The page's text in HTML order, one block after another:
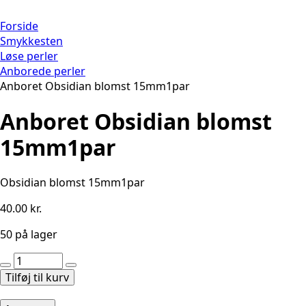
Forside
Smykkesten
Løse perler
Anborede perler
Anboret Obsidian blomst 15mm1par
Anboret Obsidian blomst
15mm1par
Obsidian blomst 15mm1par
40.00 kr.
50 på lager
Anboret
Obsidian
blomst
Tilføj til kurv